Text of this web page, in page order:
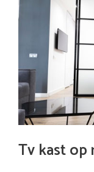
Tv kast op